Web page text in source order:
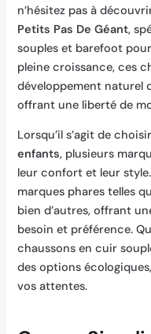
n’hésitez pas à
Petits Pas De Géant,
souples et barefoot
pleine croissance, ces
développement naturel
offrant une liberté de
Lorsqu’il s’agit de
enfants, plusieurs
leur confort et leur
marques phares telles
bien d’autres, offrant
besoin et préférence.
chaussons en cuir
des options
vos attentes.